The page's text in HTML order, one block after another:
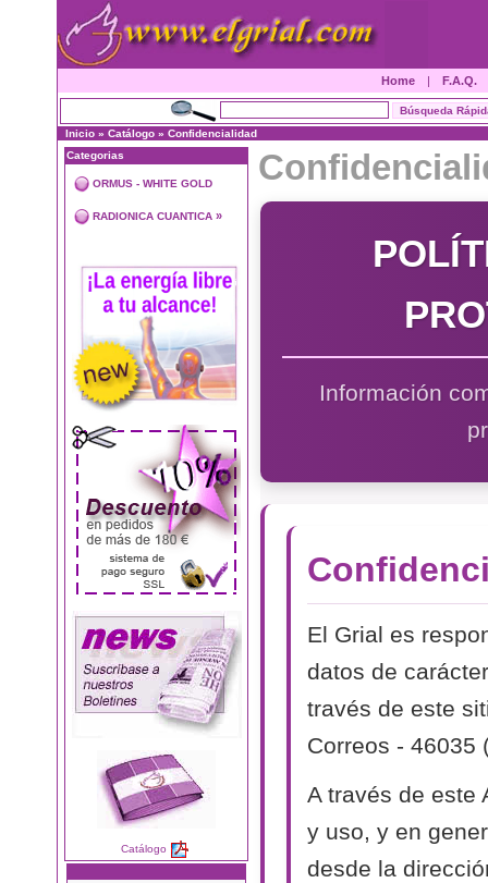
Home | F.A.Q.
Inicio » Catálogo » Confidencialidad
Categorias
ORMUS - WHITE GOLD
RADIONICA CUANTICA »
Catálogo
Información
El Grial es
datos de
través de este
Correos - 46035
A través de este
y uso, y en
desde la